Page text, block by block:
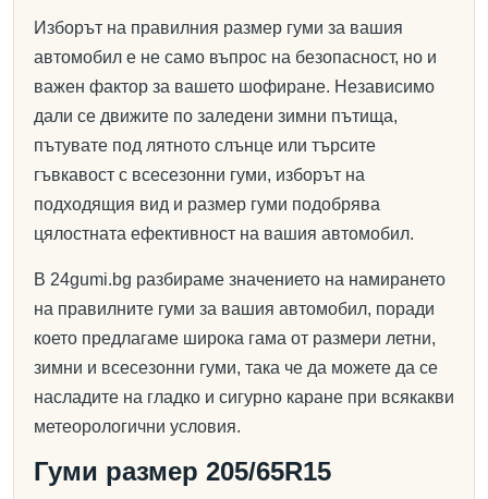
Изборът на правилния размер гуми за вашия
автомобил е не само въпрос на безопасност, но и
важен фактор за вашето шофиране. Независимо
дали се движите по заледени зимни пътища,
пътувате под лятното слънце или търсите
гъвкавост с всесезонни гуми, изборът на
подходящия вид и размер гуми подобрява
цялостната ефективност на вашия автомобил.
В 24gumi.bg разбираме значението на намирането
на правилните гуми за вашия автомобил, поради
което предлагаме широка гама от размери летни,
зимни и всесезонни гуми, така че да можете да се
насладите на гладко и сигурно каране при всякакви
метеорологични условия.
Гуми размер 205/65R15